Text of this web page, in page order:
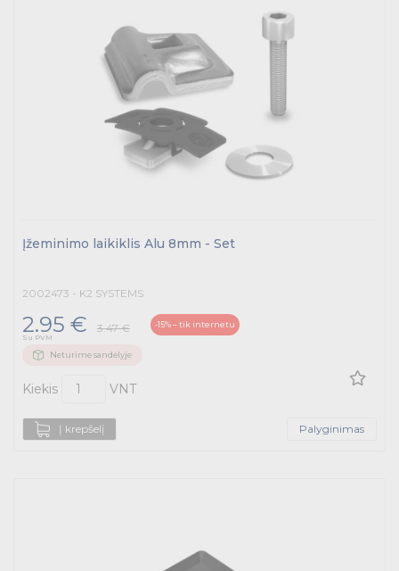
Įžeminimo laikiklis Alu 8mm - Set
2002473 - K2 SYSTEMS
2.95 € 3.47 € -15% – tik internetu
Su PVM
Neturime sandėlyje
Kiekis VNT
Į krepšelį Palyginimas